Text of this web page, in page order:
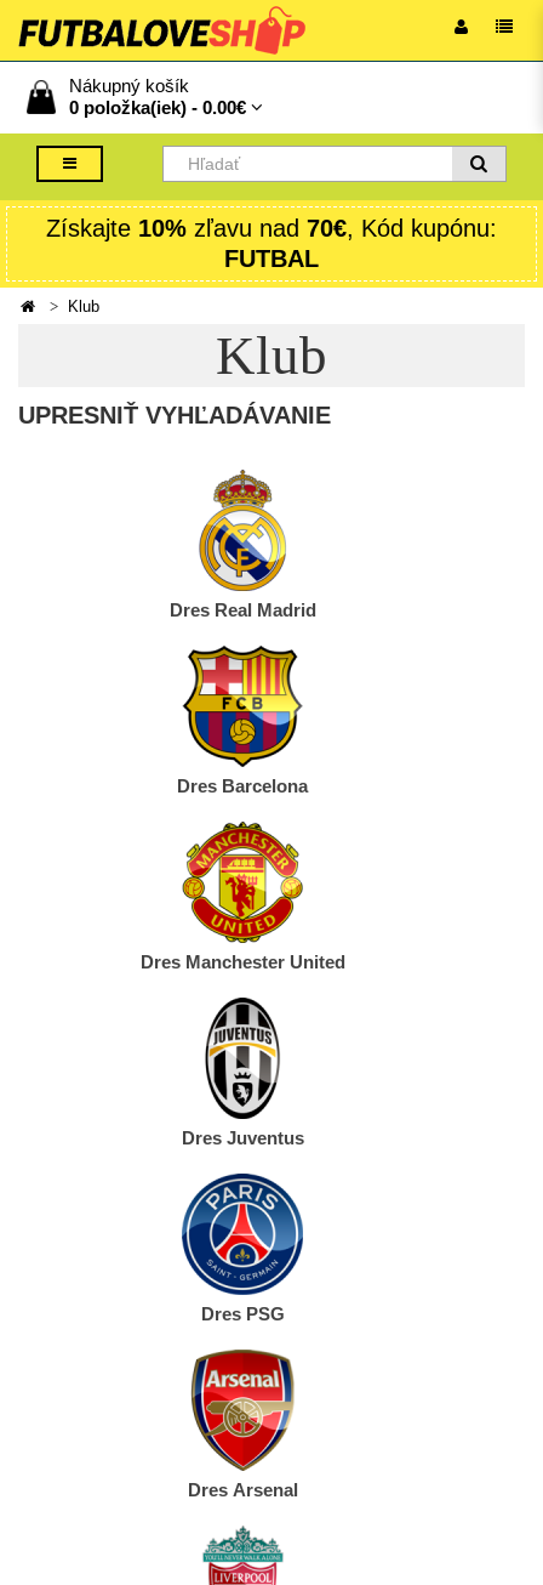
Nákupný košík
0 položka(iek) - 0.00€
Získajte 10% zľavu nad 70€, Kód kupónu:
FUTBAL
Klub
Klub
UPRESNIŤ VYHĽADÁVANIE
Dres Real Madrid
Dres Barcelona
Dres Manchester United
Dres Juventus
Dres PSG
Dres Arsenal